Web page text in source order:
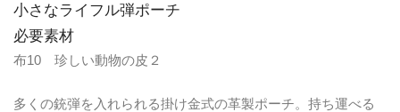
小さなライフル弾ポーチ
必要素材
布10 珍しい動物の皮２
多くの銃弾を入れられる掛け金式の革製ポーチ。持ち運べる